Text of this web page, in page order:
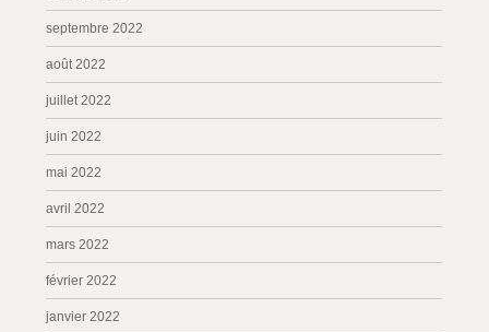
septembre 2022
août 2022
juillet 2022
juin 2022
mai 2022
avril 2022
mars 2022
février 2022
janvier 2022